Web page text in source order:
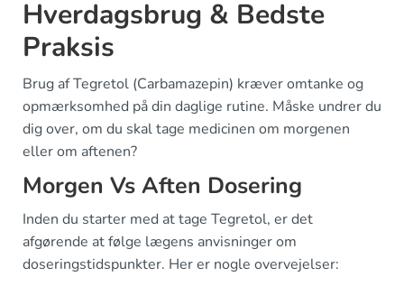
Hverdagsbrug & Bedste
Praksis
Brug af Tegretol (Carbamazepin) kræver omtanke og
opmærksomhed på din daglige rutine. Måske undrer du
dig over, om du skal tage medicinen om morgenen
eller om aftenen?
Morgen Vs Aften Dosering
Inden du starter med at tage Tegretol, er det
afgørende at følge lægens anvisninger om
doseringstidspunkter. Her er nogle overvejelser: